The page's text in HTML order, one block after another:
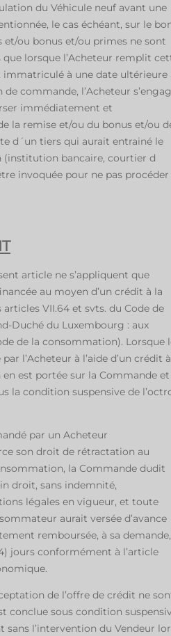
du Véhicule neuf avant une
le cas échéant, sur le
et/ou bonus et/ou primes ne sont
lorsque l’Acheteur remplit
immatriculé à une date ultérieure
commande, l’Acheteur
immédiatement et
la remise et/ou du bonus et/ou
d´un tiers qui aurait entrainé le
(institution bancaire, courtier d
invoquée pour ne pas procéder
article ne s’appliquent que
au moyen d’un crédit à la
VII.64 et svts. du Code de
Duché du Luxembourg : aux
de la consommation). Lorsque
l’Acheteur à l’aide d’un crédit à
est portée sur la Commande
la condition suspensive de
par un Acheteur
son droit de rétractation au
la Commande dudit
droit, sans indemnité,
légales en vigueur, et toute
aurait versée d’avance
remboursée, à sa demande,
jours conformément à l’article
de l’offre de crédit ne
conclue sous condition
sans l’intervention du Vendeur